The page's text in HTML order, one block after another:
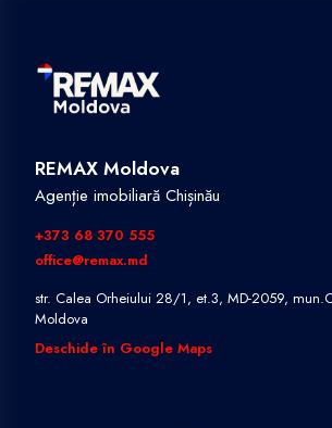
REMAX Moldova
Agenție imobiliară Chișinău
+373 68 370 555
office@remax.md
str. Calea Orheiului 28/1, et.3, MD-2059,
Moldova
Deschide în Google Maps